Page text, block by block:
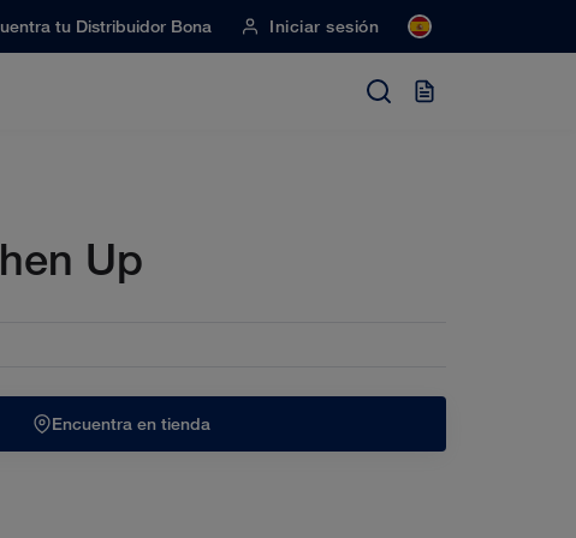
tu Distribuidor Bona Iniciar sesión
Up
Encuentra en tienda